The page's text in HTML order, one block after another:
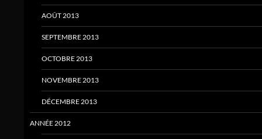
AOÛT 2013
SEPTEMBRE 2013
OCTOBRE 2013
NOVEMBRE 2013
DÉCEMBRE 2013
ANNÉE 2012